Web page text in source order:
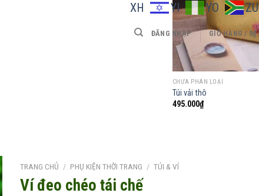
XH
YI YO ZU
ĐĂNG NHẬP GIỎ HÀNG / 0₫
CHƯA PHÂN LOẠI
Túi vải thô
495.000₫
TRANG CHỦ / PHỤ KIỆN THỜI TRANG / TÚI & VÍ
Ví đeo chéo tái chế